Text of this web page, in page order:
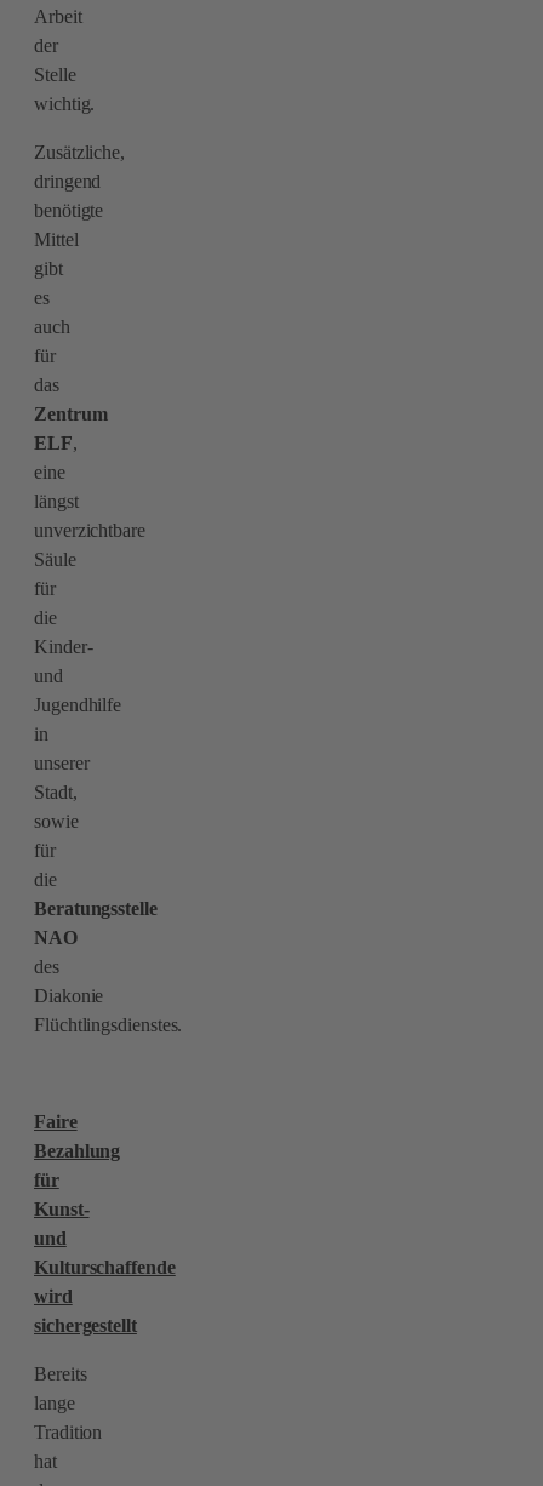
Arbeit
der
Stelle
wichtig.
Zusätzliche,
dringend
benötigte
Mittel
gibt
es
auch
für
das
Zentrum
ELF,
eine
längst
unverzichtbare
Säule
für
die
Kinder-
und
Jugendhilfe
in
unserer
Stadt,
sowie
für
die
Beratungsstelle
NAO
des
Diakonie
Flüchtlingsdienstes.
Faire
Bezahlung
für
Kunst-
und
Kulturschaffende
wird
sichergestellt
Bereits
lange
Tradition
hat